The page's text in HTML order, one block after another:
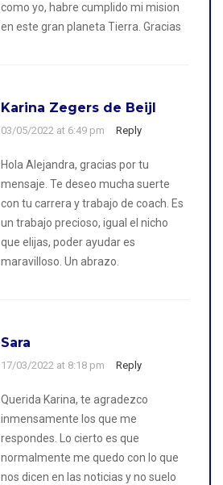
como yo, habre cumplido mi mision
en este gran planeta Tierra. Gracias
Karina Zegers de Beijl
03/05/2022 at 6:49 pm Reply
Hola Alejandra, gracias por tu
mensaje. Te deseo mucha suerte
con tu carrera y trabajo de coach. Es
un trabajo precioso, igual el nicho
que elijas, poder ayudar es
maravilloso. Un abrazo.
Sara
17/03/2022 at 8:18 pm Reply
Querida Karina, te agradezco
inmensamente los que me
respondes. Lo cierto es que
normalmente me quedo con lo que
nos dicen en las noticias y no suelo